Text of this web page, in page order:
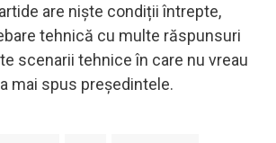
are niște condiții întrepte,
tehnică cu multe răspunsuri
scenarii tehnice în care nu vreau
mai spus președintele.